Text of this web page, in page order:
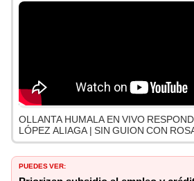
OLLANTA HUMALA EN VIVO
LÓPEZ ALIAGA | SIN GUION CON
PUEDES VER: